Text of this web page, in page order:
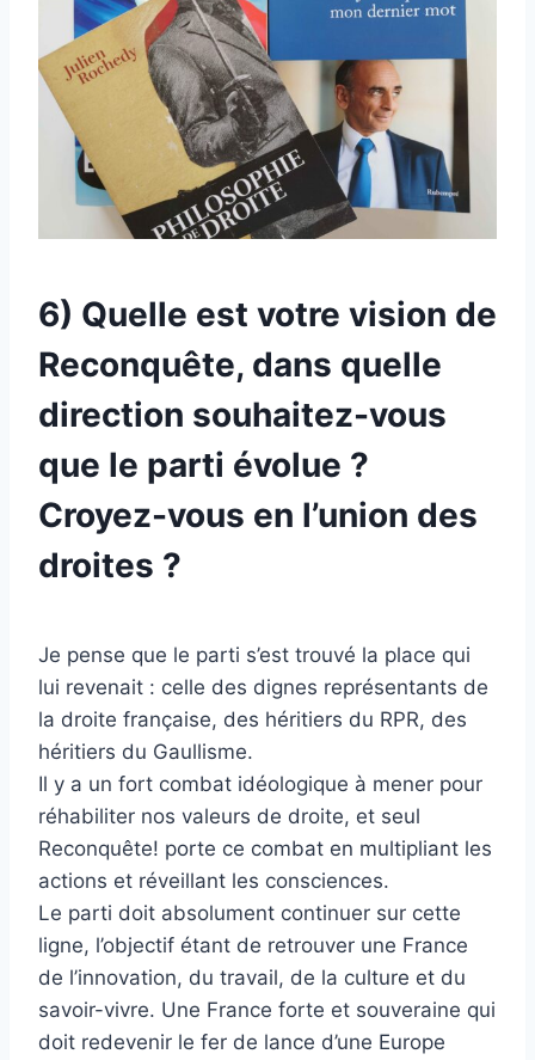
6) Quelle est votre vision de
Reconquête, dans quelle
direction souhaitez-vous
que le parti évolue ?
Croyez-vous en l’union des
droites ?
Je pense que le parti s’est trouvé la place qui
lui revenait : celle des dignes représentants de
la droite française, des héritiers du RPR, des
héritiers du Gaullisme.
Il y a un fort combat idéologique à mener pour
réhabiliter nos valeurs de droite, et seul
Reconquête! porte ce combat en multipliant les
actions et réveillant les consciences.
Le parti doit absolument continuer sur cette
ligne, l’objectif étant de retrouver une France
de l’innovation, du travail, de la culture et du
savoir-vivre. Une France forte et souveraine qui
doit redevenir le fer de lance d’une Europe